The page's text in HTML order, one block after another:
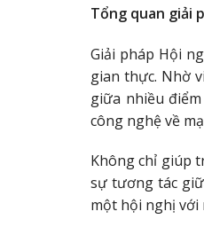
Tổng quan giải
Giải pháp Hội
gian thực. Nhờ
giữa nhiều
công nghệ về
Không chỉ giúp
sự tương tác
một hội nghị với